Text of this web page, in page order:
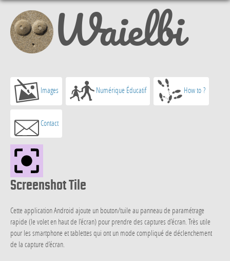
Waielbi
Images Numérique Éducatif How to ?
Contact
Screenshot Tile
Cette application Android ajoute un bouton/tuile au panneau de paramétrage
rapide (le volet en haut de l’écran) pour prendre des captures d’écran. Très utile
pour les smartphone et tablettes qui ont un mode compliqué de déclenchement
de la capture d’écran.